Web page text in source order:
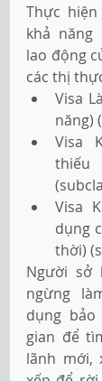
Thực
khả
lao động
các thị
Visa
năng)
Visa
Visa
dụng
thời)
Người sở
ngừng
dụng
gian để
lãnh mới,